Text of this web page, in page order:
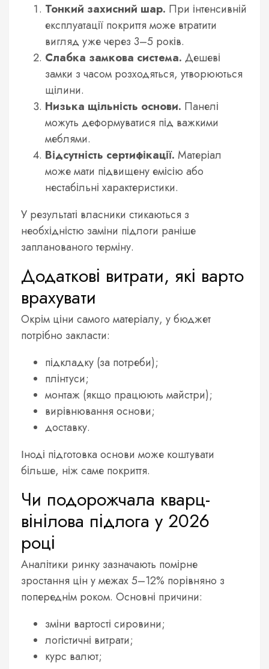
Тонкий захисний шар. При інтенсивній
експлуатації покриття може втратити
вигляд уже через 3–5 років.
Слабка замкова система. Дешеві
замки з часом розходяться, утворюються
щілини.
Низька щільність основи. Панелі
можуть деформуватися під важкими
меблями.
Відсутність сертифікації. Матеріал
може мати підвищену емісію або
нестабільні характеристики.
У результаті власники стикаються з
необхідністю заміни підлоги раніше
запланованого терміну.
Додаткові витрати, які варто
врахувати
Окрім ціни самого матеріалу, у бюджет
потрібно закласти:
підкладку (за потреби);
плінтуси;
монтаж (якщо працюють майстри);
вирівнювання основи;
доставку.
Іноді підготовка основи може коштувати
більше, ніж саме покриття.
Чи подорожчала кварц-
вінілова підлога у 2026
році
Аналітики ринку зазначають помірне
зростання цін у межах 5–12% порівняно з
попереднім роком. Основні причини:
зміни вартості сировини;
логістичні витрати;
курс валют;